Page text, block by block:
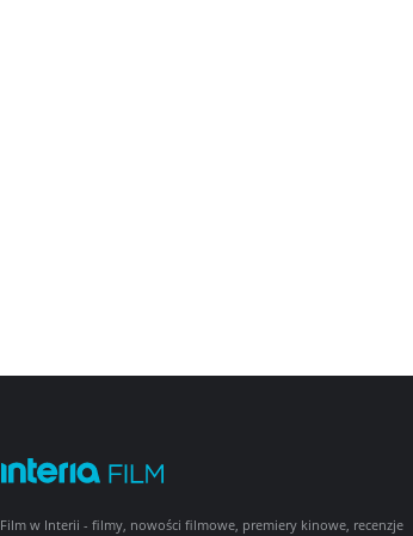
Film w Interii - filmy, nowości filmowe, premiery kinowe, recenzje